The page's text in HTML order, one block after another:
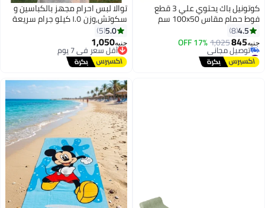
كوتونيل باك يحتوي علي 3 قطع
فوط حمام مقاس 100x50 سم
4.5
8
جنيه845
1,025
17% OFF
#29 في مناشف الحمام
أقل سعر في 7 يوم
توصيل مجاني
توالا لبس احرام مجهز بالكباسين و
سكوتش,وزن ١.٥ كيلو جرام سريعة
الإمتصاص قطن طبيعي ١٠٠٪ حزام
وكباسين قوية وجيب داخلي
5.0
5
جنيه1,050
أقل سعر في 7 يوم
توصيل مجاني
أقل سعر في 7 يوم